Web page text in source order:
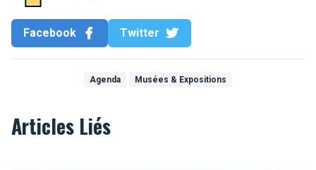
Facebook Twitter
Agenda Musées & Expositions
Articles Liés